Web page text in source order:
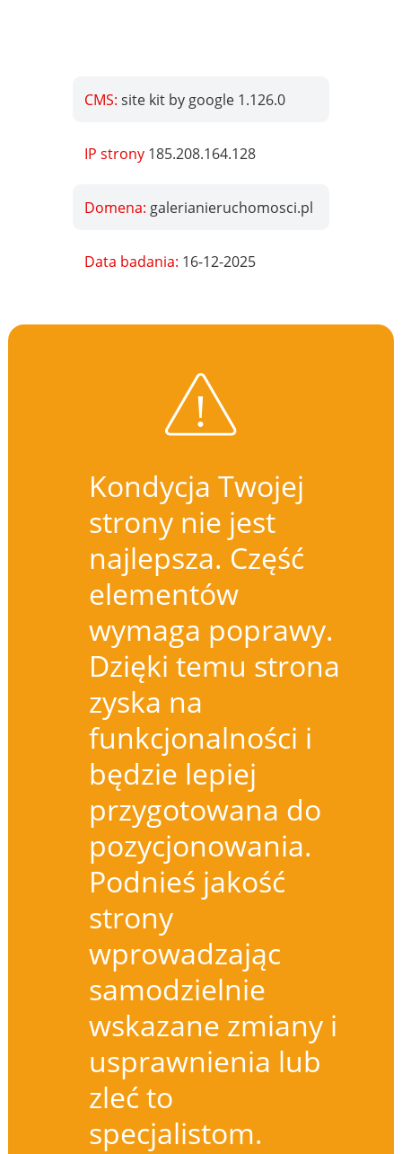
CMS:site kit by google 1.126.0
IP strony 185.208.164.128
Domena: galerianieruchomosci.pl
Data badania: 16-12-2025
Kondycja Twojej
strony nie jest
najlepsza. Część
elementów
wymaga poprawy.
Dzięki temu strona
zyska na
funkcjonalności i
będzie lepiej
przygotowana do
pozycjonowania.
Podnieś jakość
strony
wprowadzając
samodzielnie
wskazane zmiany i
usprawnienia lub
zleć to
specjalistom.